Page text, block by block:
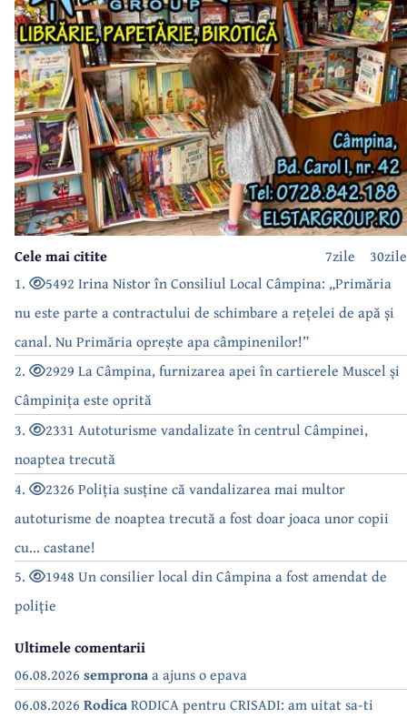
30zile
7zile
Cele mai citite
1.
5492 Irina Nistor în Consiliul Local Câmpina: „Primăria
nu este parte a contractului de schimbare a rețelei de apă și
canal. Nu Primăria oprește apa câmpinenilor!”
2.
2929 La Câmpina, furnizarea apei în cartierele Muscel și
Câmpinița este oprită
3.
2331 Autoturisme vandalizate în centrul Câmpinei,
noaptea trecută
4.
2326 Poliția susține că vandalizarea mai multor
autoturisme de noaptea trecută a fost doar joaca unor copii
cu... castane!
5.
1948 Un consilier local din Câmpina a fost amendat de
poliție
Ultimele comentarii
06.08.2026 sempronaa ajuns o epava
06.08.2026 RodicaRODICA pentru CRISADI: am uitat sa-ti